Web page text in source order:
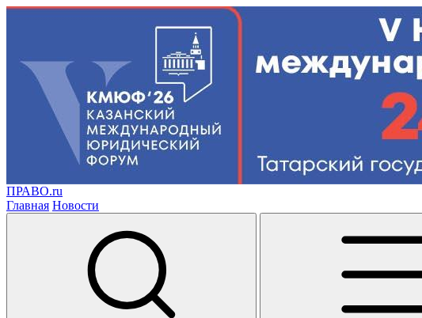
ПРАВО.ru
Главная Новости